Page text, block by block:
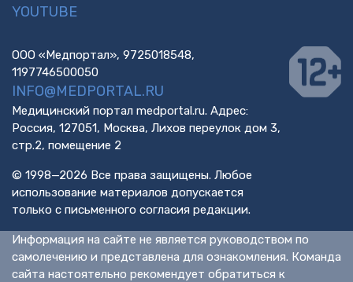
YOUTUBE
ООО «Медпортал», 9725018548,
1197746500050
INFO@MEDPORTAL.RU
Медицинский портал medportal.ru. Адрес:
Россия, 127051, Москва, Лихов переулок дом 3,
стр.2, помещение 2
© 1998—2026 Все права защищены. Любое
использование материалов допускается
только с письменного согласия редакции.
Информация на сайте не является руководством по
самолечению и представлена для ознакомления. Команда
сайта настоятельно рекомендует обратиться к